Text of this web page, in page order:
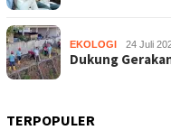
EKOLOGI 24 Juli
Dukung
TERPOPULER